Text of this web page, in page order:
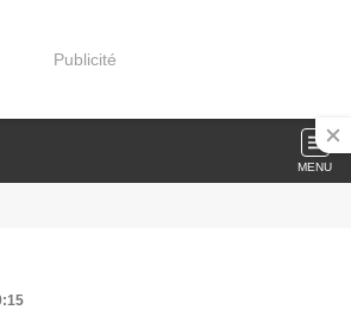
Publicité
MENU